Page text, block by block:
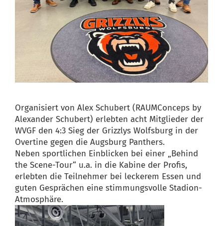
Organisiert von Alex Schubert (RAUMConceps by
Alexander Schubert) erlebten acht Mitglieder der
WVGF den 4:3 Sieg der Grizzlys Wolfsburg in der
Overtine gegen die Augsburg Panthers.
Neben sportlichen Einblicken bei einer „Behind
the Scene-Tour“ u.a. in die Kabine der Profis,
erlebten die Teilnehmer bei leckerem Essen und
guten Gesprächen eine stimmungsvolle Stadion-
Atmosphäre.